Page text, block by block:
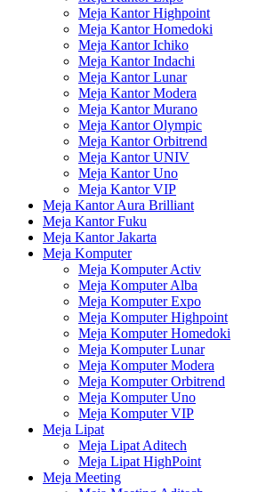
Meja Kantor Highpoint
Meja Kantor Homedoki
Meja Kantor Ichiko
Meja Kantor Indachi
Meja Kantor Lunar
Meja Kantor Modera
Meja Kantor Murano
Meja Kantor Olympic
Meja Kantor Orbitrend
Meja Kantor UNIV
Meja Kantor Uno
Meja Kantor VIP
Meja Kantor Aura Brilliant
Meja Kantor Fuku
Meja Kantor Jakarta
Meja Komputer
Meja Komputer Activ
Meja Komputer Alba
Meja Komputer Expo
Meja Komputer Highpoint
Meja Komputer Homedoki
Meja Komputer Lunar
Meja Komputer Modera
Meja Komputer Orbitrend
Meja Komputer Uno
Meja Komputer VIP
Meja Lipat
Meja Lipat Aditech
Meja Lipat HighPoint
Meja Meeting